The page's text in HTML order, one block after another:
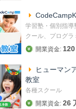
学習塾・個別指導
クール、プログ
開業資金:
ヒューマン
教室
各種スクール
開業資金: 26